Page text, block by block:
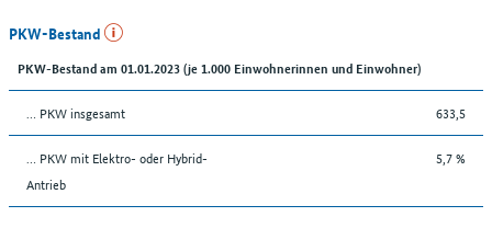
PKW-Bestand
PKW-Bestand am 01.01.2023 (je 1.000 Einwohnerinnen und Einwohner)
… PKW insgesamt 633,5
… PKW mit Elektro- oder Hybrid-
Antrieb
5,7 %